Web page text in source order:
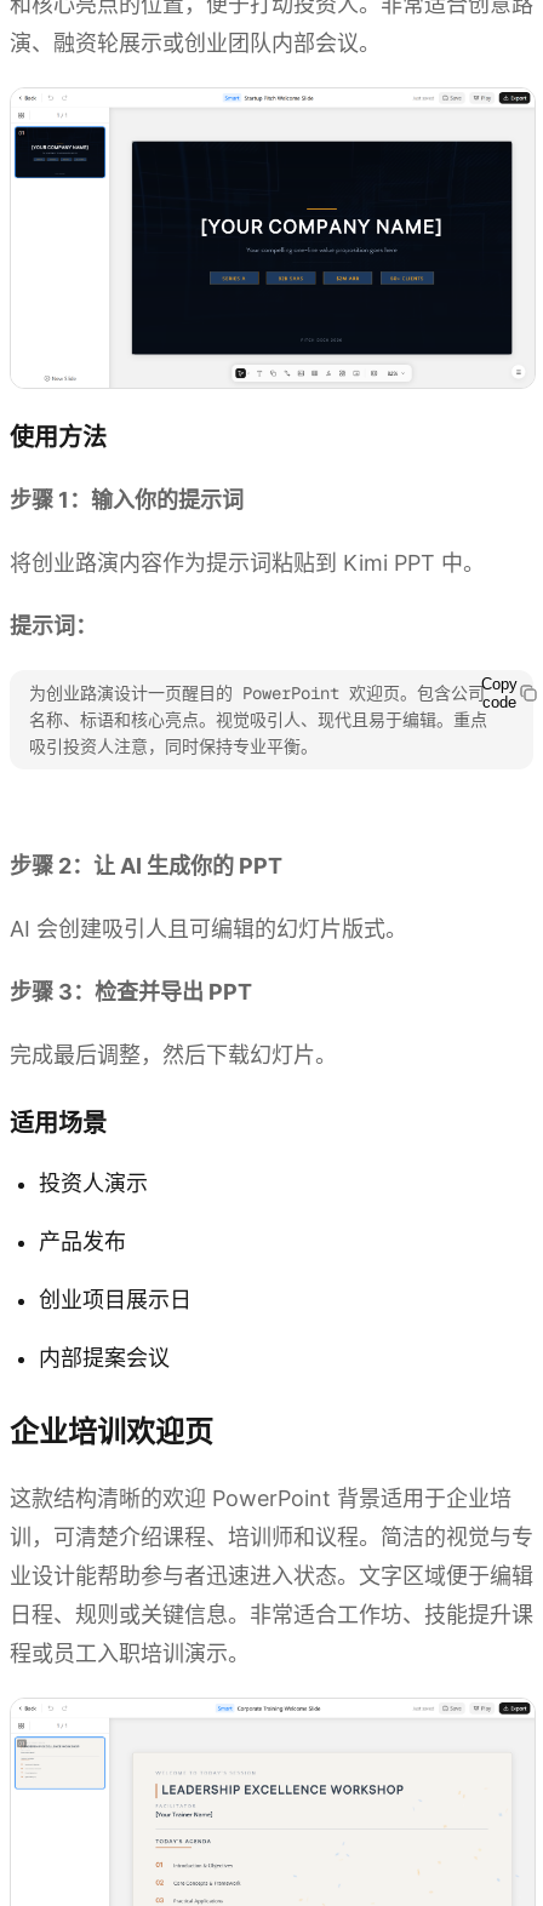
演、融资轮展示或创业团队内部会议。
使用方法
步骤 1：输入你的提示词
将创业路演内容作为提示词粘贴到 Kimi PPT 中。
提示词：
为创业路演设计一页醒目的 PowerPoint 欢迎页。包含公司
名称、标语和核心亮点。视觉吸引人、现代且易于编辑。重点
吸引投资人注意，同时保持专业平衡。
Copy
code
步骤 2：让 AI 生成你的 PPT
AI 会创建吸引人且可编辑的幻灯片版式。
步骤 3：检查并导出 PPT
完成最后调整，然后下载幻灯片。
适用场景
投资人演示
产品发布
创业项目展示日
内部提案会议
企业培训欢迎页
这款结构清晰的欢迎 PowerPoint 背景适用于企业培
训，可清楚介绍课程、培训师和议程。简洁的视觉与专
业设计能帮助参与者迅速进入状态。文字区域便于编辑
日程、规则或关键信息。非常适合工作坊、技能提升课
程或员工入职培训演示。